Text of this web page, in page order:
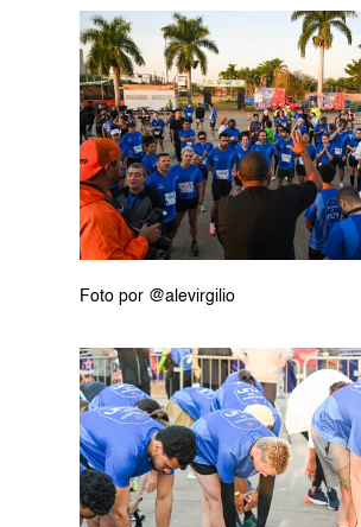
Foto por @alevirgilio